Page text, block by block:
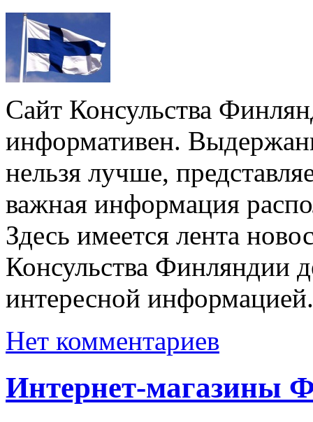
Сайт Консульства
информативен.
нельзя лучше,
важная информация
Здесь имеется лента
Консульства Финляндии
интересной информацией.
Нет комментариев
Интернет-магазины